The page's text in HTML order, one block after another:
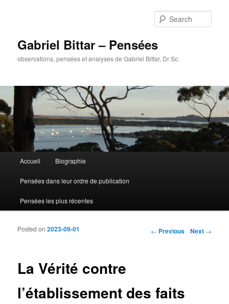
Gabriel Bittar – Pensées
observations, pensées et analyses de Gabriel Bittar, Dr Sc.
Skip to primary content
Skip to secondary content
Accueil Biographie
Pensées dans leur ordre de publication
Pensées les plus récentes
Post navigation ← Previous Next →
La Vérité contre
l’établissement des faits
Posted on2023-09-01